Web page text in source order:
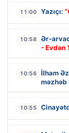
11:00 Yazıçı:
10:58
Ər-
- Evdən
10:56
İlham
məzhəb
10:55